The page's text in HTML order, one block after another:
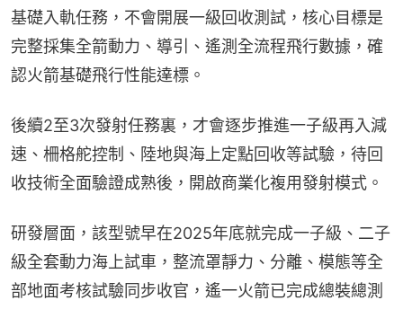
基礎入軌任務，不會開展一級回收測試，核心目標是
完整採集全箭動力、導引、遙測全流程飛行數據，確
認火箭基礎飛行性能達標。
後續2至3次發射任務裏，才會逐步推進一子級再入減
速、柵格舵控制、陸地與海上定點回收等試驗，待回
收技術全面驗證成熟後，開啟商業化複用發射模式。
研發層面，該型號早在2025年底就完成一子級、二子
級全套動力海上試車，整流罩靜力、分離、模態等全
部地面考核試驗同步收官，遙一火箭已完成總裝總測